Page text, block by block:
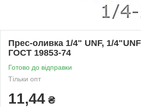
Прес-оливка 1/4" UNF, 1/
ГОСТ 19853-74
Готово до відправки
Тільки опт
11,44 ₴